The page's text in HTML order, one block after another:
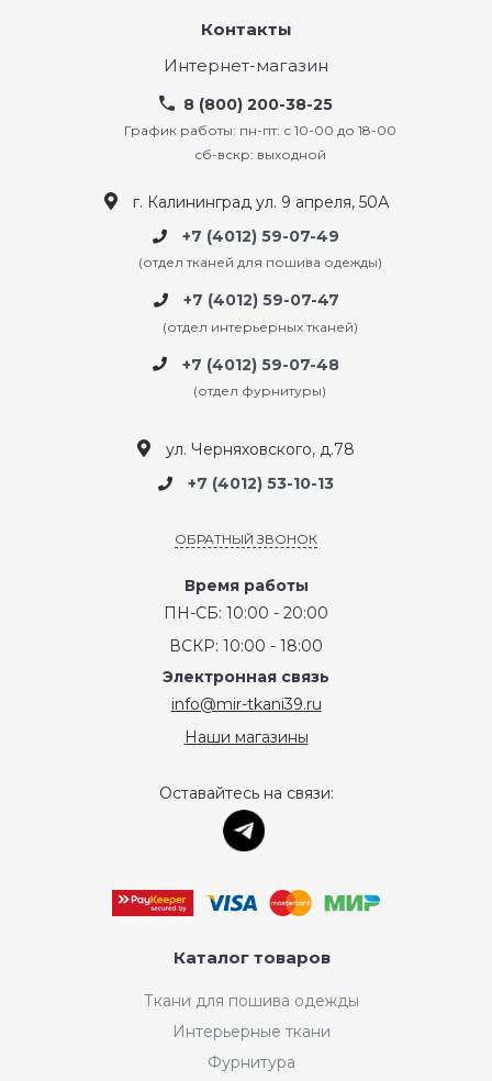
Контакты
Интернет-магазин
8 (800) 200-38-25
График работы: пн-пт: с 10-00 до 18-00
сб-вскр: выходной
г. Калининград ул. 9 апреля, 50А
+7 (4012) 59-07-49
(отдел тканей для пошива одежды)
+7 (4012) 59-07-47
(отдел интерьерных тканей)
+7 (4012) 59-07-48
(отдел фурнитуры)
ул. Черняховского, д.78
+7 (4012) 53-10-13
ОБРАТНЫЙ ЗВОНОК
Время работы
ПН-СБ: 10:00 - 20:00
ВСКР: 10:00 - 18:00
Электронная связь
info@mir-tkani39.ru
Наши магазины
Оставайтесь на связи:
Каталог товаров
Ткани для пошива одежды
Интерьерные ткани
Фурнитура